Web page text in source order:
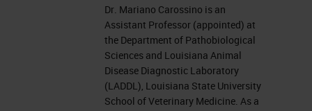
Dr. Mariano Carossino is an
Assistant Professor (appointed) at
the Department of Pathobiological
Sciences and Louisiana Animal
Disease Diagnostic Laboratory
(LADDL), Louisiana State University
School of Veterinary Medicine. As a